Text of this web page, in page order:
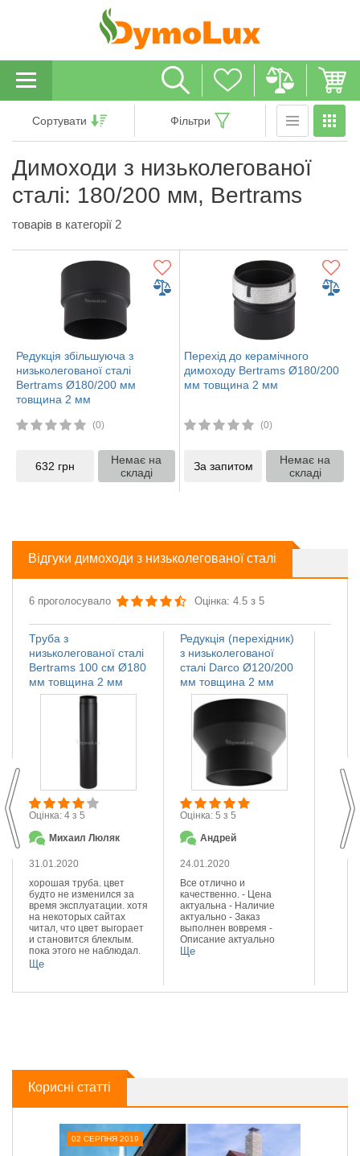
Димоходи з низьколегованої
сталі: 180/200 мм, Bertrams
товарів в категорії 2
Сортувати Фільтри
Редукція збільшуюча з
низьколегованої сталі
Bertrams Ø180/200 мм
товщина 2 мм
(0)
632 грн
Немає на
складі
Перехід до керамічного
димоходу Bertrams Ø180/200
мм товщина 2 мм
(0)
За запитом
Немає на
складі
Відгуки димоходи з низьколегованої сталі
6 проголосувало Оцінка: 4.5 з 5
Редукція (перехідник)
з низьколегованої
сталі Darco Ø120/200
мм товщина 2 мм
Оцінка: 5 з 5
Андрей
24.01.2020
Все отлично и
качественно. - Цена
актуальна - Наличие
актуально - Заказ
выполнен вовремя -
Описание актуально
Ще
Труба з
низьколегованої сталі
Bertrams 100 см Ø180
мм товщина 2 мм
Оцінка: 4 з 5
Михаил Люляк
31.01.2020
хорошая труба. цвет
будто не изменился за
время эксплуатации. хотя
на некоторых сайтах
читал, что цвет выгорает
и становится блеклым.
пока этого не наблюдал.
доволен качеством и
цветом.
Ще
Корисні статті
02 СЕРПНЯ 2019